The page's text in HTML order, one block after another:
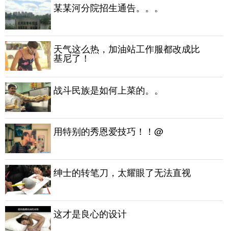
某某河分院招生通告。。。
天气这么热，加油站工作服都改成比
基尼了！
战斗民族是如何上菜的。。
用特别的秀恩爱技巧！！@
绅士的转笔刀，太耀眼了无法直视
这才是良心的设计